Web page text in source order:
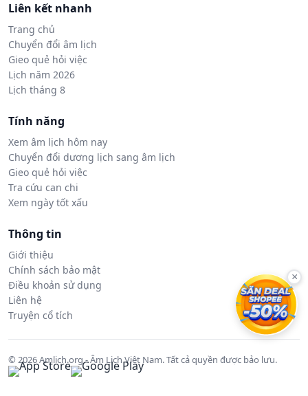
Liên kết nhanh
Trang chủ
Chuyển đổi âm lịch
Gieo quẻ hỏi việc
Lịch năm 2026
Lịch tháng 8
Tính năng
Xem âm lịch hôm nay
Chuyển đổi dương lịch sang âm lịch
Gieo quẻ hỏi việc
Tra cứu can chi
Xem ngày tốt xấu
Thông tin
Giới thiệu
Chính sách bảo mật
Điều khoản sử dụng
Liên hệ
Truyện cổ tích
© 2026 Amlich.org - Âm Lịch Việt Nam. Tất cả quyền được bảo lưu.
×